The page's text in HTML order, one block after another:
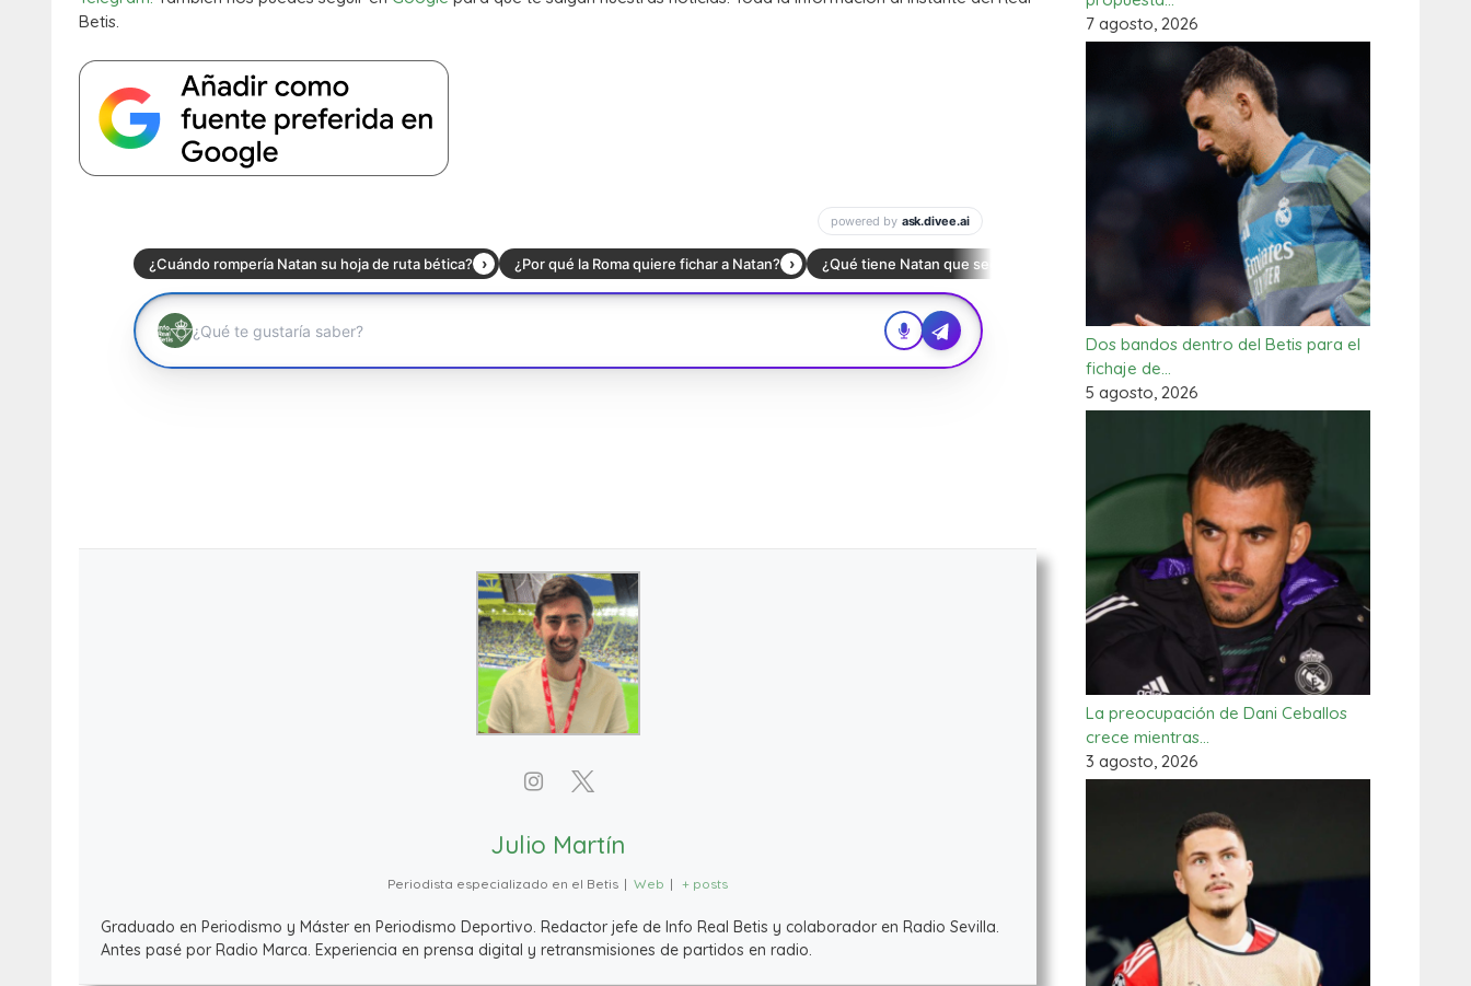
Betis.
Julio Martín
Periodista especializado en el Betis | Web | + posts
Graduado en Periodismo y Máster en Periodismo Deportivo. Redactor jefe de Info Real Betis y colaborador en Radio Sevilla.
Antes pasé por Radio Marca. Experiencia en prensa digital y retransmisiones de partidos en radio.
7 agosto, 2026
Dos bandos dentro del Betis para el
fichaje de…
5 agosto, 2026
La preocupación de Dani Ceballos
crece mientras…
3 agosto, 2026